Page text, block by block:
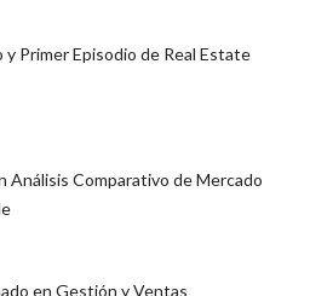
y Primer Episodio de Real Estate
Análisis Comparativo de Mercado
en Gestión y Ventas